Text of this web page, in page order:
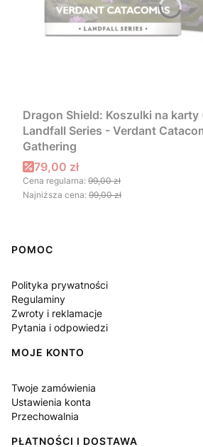
Dragon Shield: Koszulki na
Landfall Series - Verdant
Gathering
Cena promocyjna
79,00 zł
Cena regularna: 99,00 zł
Najniższa cena: 99,00 zł
Linki w stopce
POMOC
Polityka prywatności
Regulaminy
Zwroty i reklamacje
Pytania i odpowiedzi
MOJE KONTO
Twoje zamówienia
Ustawienia konta
Przechowalnia
PŁATNOŚCI I DOSTAWA